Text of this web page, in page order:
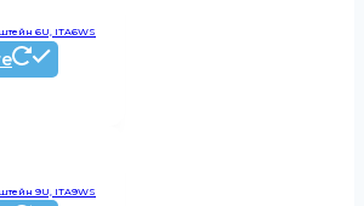
6U, ITA6WS
9U, ITA9WS